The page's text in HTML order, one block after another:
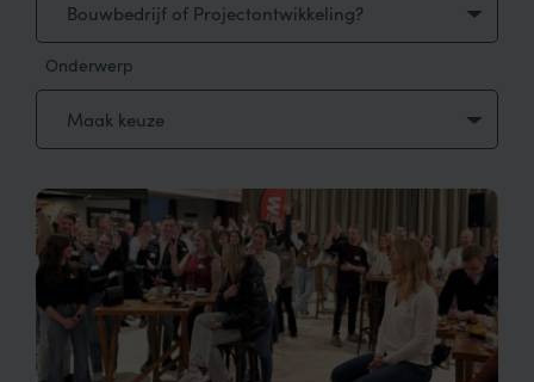
Onderwerp
Bouwbedrijf of Projectontwikkeling?
Maak keuze